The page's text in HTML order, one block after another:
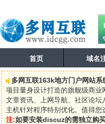
首页 域名
多网互联163k地方门户网站系
项目量身设计打造的旗舰级商
文章资讯、上网导航、社区论
主机针对程序特别优化。值得您
注:如要安装discuz的需独立购